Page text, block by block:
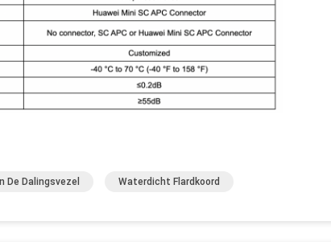
De Dalingsvezel Waterdicht Flardkoord